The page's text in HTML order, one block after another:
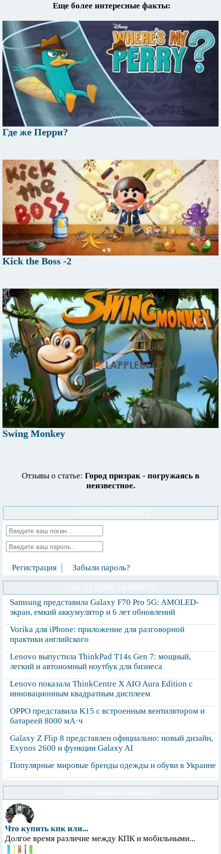
Еще более интересные факты:
Где же Перри?
Kick the Boss -2
Swing Monkey
Отзывы о статье: Город призрак - погружаясь в
неизвестное.
Регистрация Забыли пароль?
Samsung представила Galaxy F70 Pro 5G: AMOLED-
экран, емкий аккумулятор и 6 лет обновлений
Vorika для iPhone: приложение для разговорной
практики английского
Lenovo выпустила ThinkPad T14s Gen 7: мощный,
легкий и автономный ноутбук для бизнеса
Lenovo показала ThinkCentre X AIO Aura Edition с
инновационным квадратным дисплеем
OPPO представила K15 с встроенным вентилятором и
батареей 8000 мА·ч
Galaxy Z Flip 8 представлен официально: новый дизайн,
Exynos 2600 и функции Galaxy AI
Популярные мировые бренды одежды и обуви в Украине
Что купить кпк или...
Долгое время различие между КПК и мобильными...